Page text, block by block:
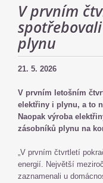
V prvním
plynu
21. 5. 2026
V prvním letošním
elektřiny i plynu, a to
Naopak výroba
zásobníků plynu na
„V prvním čtvrtletí
energií. Největší
zaznamenali u